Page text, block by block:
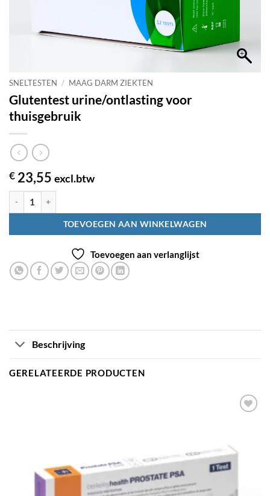
SNELTESTEN / MAAG DARM ZIEKTEN
Glutentest urine/ontlasting voor
thuisgebruik
€ 23,55 excl.btw
TOEVOEGEN AAN WINKELWAGEN
Toevoegen aan verlanglijst
Beschrijving
GERELATEERDE PRODUCTEN